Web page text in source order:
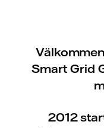
Smart Grid
2012